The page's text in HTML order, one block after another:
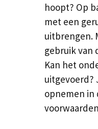
hoopt? Op
met een
uitbrengen.
gebruik van
Kan het
uitgevoerd?
opnemen